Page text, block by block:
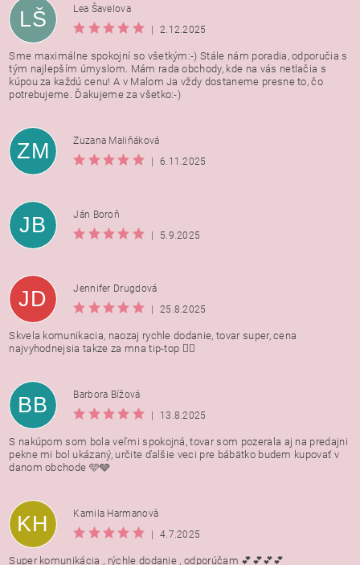
LŠ
Lea Šavelova
2.12.2025
Sme maximálne spokojní so všetkým:-) Stále nám poradia, odporučia s
tým najlepším úmyslom. Mám rada obchody, kde na vás netlačia s
kúpou za každú cenu! A v Malom Ja vždy dostaneme presne to, čo
potrebujeme. Ďakujeme za všetko:-)
ZM
Zuzana Maliňáková
6.11.2025
JB
Ján Boroň
5.9.2025
JD
Jennifer Drugdová
25.8.2025
Skvela komunikacia, naozaj rychle dodanie, tovar super, cena
najvyhodnejsia takze za mna tip-top 👍🏻
BB
Barbora Bížová
13.8.2025
S nakúpom som bola veľmi spokojná, tovar som pozerala aj na predajni
pekne mi bol ukázaný, určite ďalšie veci pre bábätko budem kupovať v
danom obchode 🩵🩶
KH
Kamila Harmanovà
4.7.2025
Super komunikácia , rýchle dodanie , odporúčam 💕💕💕💕